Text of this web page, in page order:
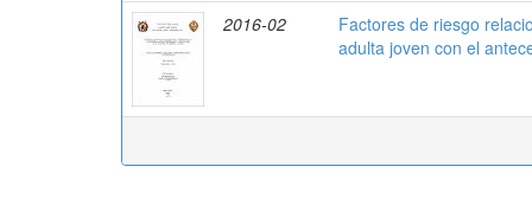
2016-02
Factores de riesgo
adulta joven con el